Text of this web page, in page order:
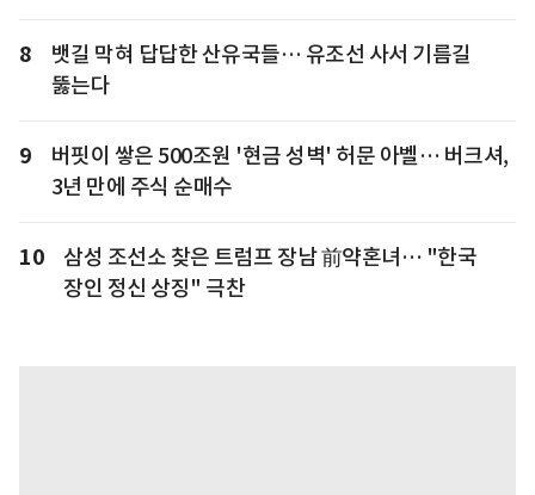
8
뱃길 막혀 답답한 산유국들… 유조선 사서 기름길
뚫는다
9
버핏이 쌓은 500조원 '현금 성벽' 허문 아벨… 버크셔,
3년 만에 주식 순매수
10
삼성 조선소 찾은 트럼프 장남 前약혼녀… "한국
장인 정신 상징" 극찬